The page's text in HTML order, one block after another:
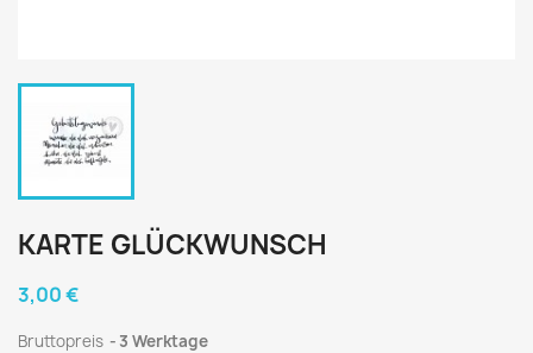
KARTE GLÜCKWUNSCH
3,00 €
Bruttopreis 3 Werktage